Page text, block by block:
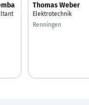
Thomas Weber
Elektrotechnik
Renningen